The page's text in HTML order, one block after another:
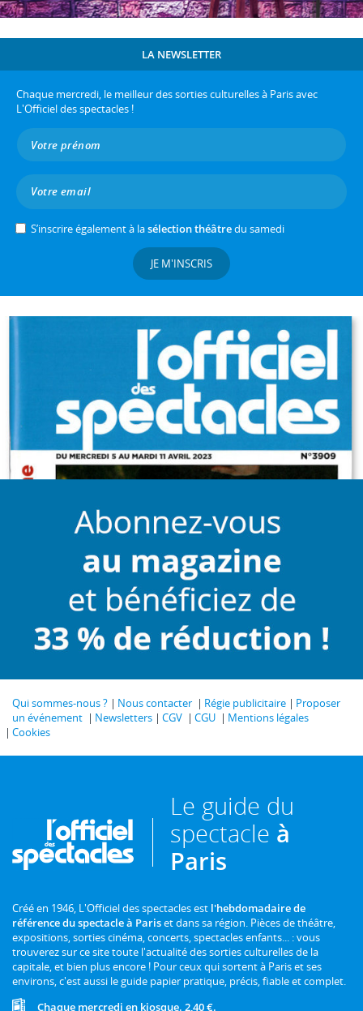
LA NEWSLETTER
Chaque mercredi, le meilleur des sorties culturelles à Paris avec
L'Officiel des spectacles !
S’inscrire également à lasélection théâtredu samedi
JE M'INSCRIS
Qui sommes-nous ? Nous contacter Régie publicitaire
Proposer
un événement
Newsletters CGV CGU
Mentions légales
Cookies
Le guide du
spectacle à
Paris
Créé en 1946, L'Officiel des spectacles est l'hebdomadaire de
référence du spectacle à Pariset dans sa région. Pièces de théâtre,
expositions, sorties cinéma, concerts, spectacles enfants... : vous
trouverez sur ce site toute l'actualité des sorties culturelles de la
capitale, et bien plus encore ! Pour ceux qui sortent à Paris et ses
environs, c'est aussi le guide papier pratique, précis, fiable et complet.
Chaque mercredi en kiosque. 2,40 €.